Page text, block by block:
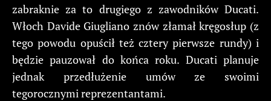
zabraknie za to drugiego z zawodników Ducati.
Włoch Davide Giugliano znów złamał kręgosłup (z
tego powodu opuścił też cztery pierwsze rundy) i
będzie pauzował do końca roku. Ducati planuje
jednak przedłużenie umów ze swoimi
tegorocznymi reprezentantami.